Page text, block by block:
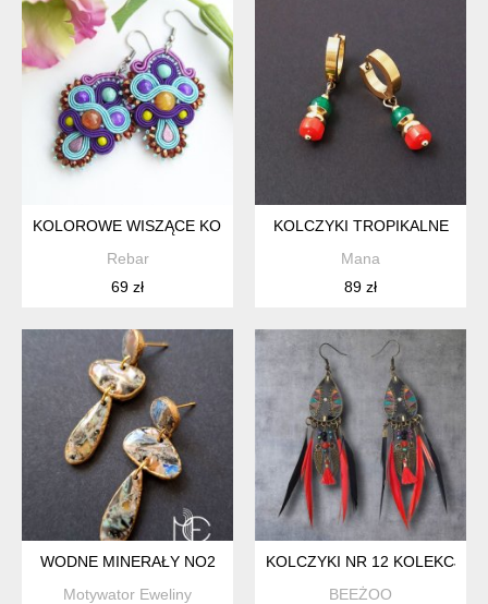
KOLOROWE WISZĄCE KOLCZYKI SUTASZ Z MIODOWYM
Rebar
69 zł
KOLCZYKI TROPIKALNE
Mana
89 zł
WODNE MINERAŁY NO2
Motywator Eweliny
KOLCZYKI NR 12 KOLEKCJA
BEEŻOO